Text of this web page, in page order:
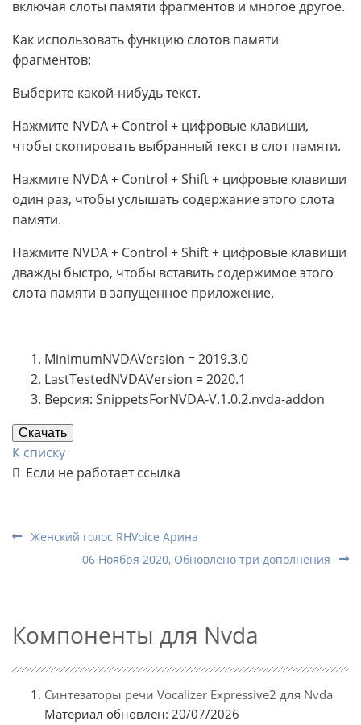
включая слоты памяти фрагментов и многое другое.
Как использовать функцию слотов памяти
фрагментов:
Выберите какой-нибудь текст.
Нажмите NVDA + Control + цифровые клавиши,
чтобы скопировать выбранный текст в слот памяти.
Нажмите NVDA + Control + Shift + цифровые клавиши
один раз, чтобы услышать содержание этого слота
памяти.
Нажмите NVDA + Control + Shift + цифровые клавиши
дважды быстро, чтобы вставить содержимое этого
слота памяти в запущенное приложение.
MinimumNVDAVersion = 2019.3.0
LastTestedNVDAVersion = 2020.1
Версия: SnippetsForNVDA-V.1.0.2.nvda-addon
Скачать
К списку
Если не работает ссылка
Женский голос RHVoice Арина
06 Ноября 2020, Обновлено три дополнения
Компоненты для Nvda
Синтезаторы речи Vocalizer Expressive2 для Nvda
Материал обновлен: 20/07/2026